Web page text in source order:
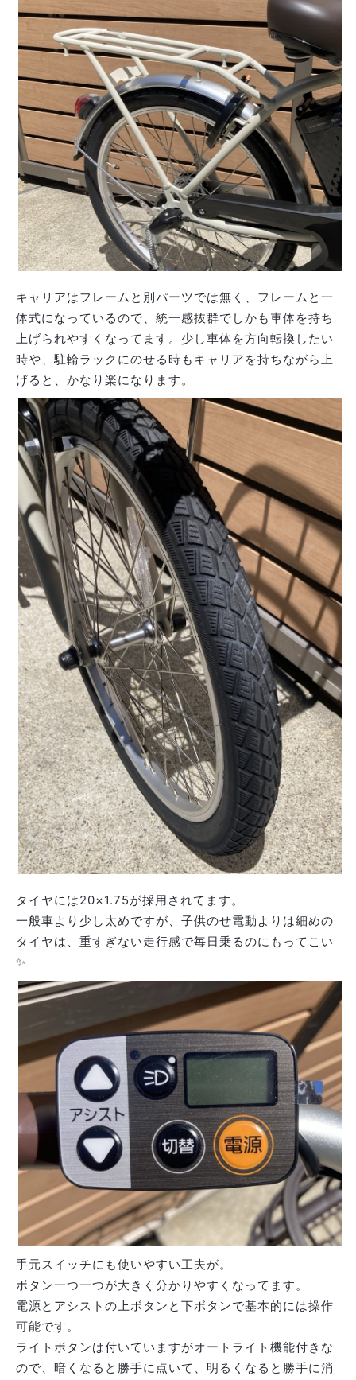
キャリアはフレームと別パーツでは無く、フレームと一
体式になっているので、統一感抜群でしかも車体を持ち
上げられやすくなってます。少し車体を方向転換したい
時や、駐輪ラックにのせる時もキャリアを持ちながら上
げると、かなり楽になります。
タイヤには20×1.75が採用されてます。
一般車より少し太めですが、子供のせ電動よりは細めの
タイヤは、重すぎない走行感で毎日乗るのにもってこい
✨
手元スイッチにも使いやすい工夫が。
ボタン一つ一つが大きく分かりやすくなってます。
電源とアシストの上ボタンと下ボタンで基本的には操作
可能です。
ライトボタンは付いていますがオートライト機能付きな
ので、暗くなると勝手に点いて、明るくなると勝手に消